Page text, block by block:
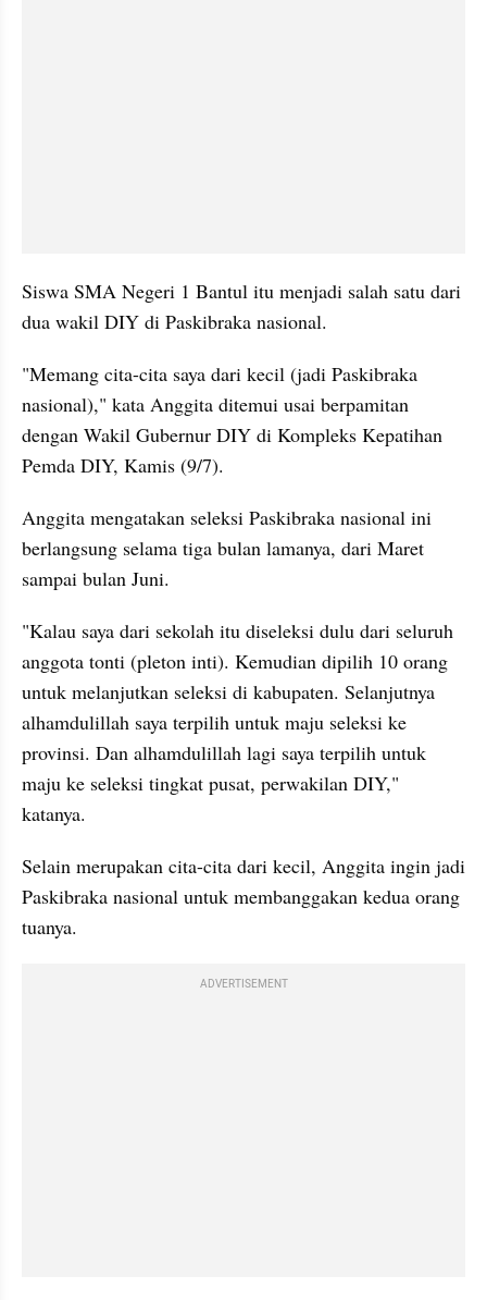
Siswa SMA Negeri 1 Bantul itu menjadi salah satu dari
dua wakil DIY di Paskibraka nasional.
"Memang cita-cita saya dari kecil (jadi Paskibraka
nasional)," kata Anggita ditemui usai berpamitan
dengan Wakil Gubernur DIY di Kompleks Kepatihan
Pemda DIY, Kamis (9/7).
Anggita mengatakan seleksi Paskibraka nasional ini
berlangsung selama tiga bulan lamanya, dari Maret
sampai bulan Juni.
"Kalau saya dari sekolah itu diseleksi dulu dari seluruh
anggota tonti (pleton inti). Kemudian dipilih 10 orang
untuk melanjutkan seleksi di kabupaten. Selanjutnya
alhamdulillah saya terpilih untuk maju seleksi ke
provinsi. Dan alhamdulillah lagi saya terpilih untuk
maju ke seleksi tingkat pusat, perwakilan DIY,"
katanya.
Selain merupakan cita-cita dari kecil, Anggita ingin jadi
Paskibraka nasional untuk membanggakan kedua orang
tuanya.
ADVERTISEMENT